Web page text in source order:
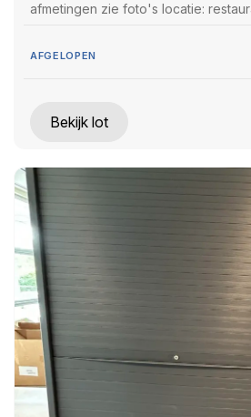
afmetingen zie foto's locatie:
AFGELOPEN
Bekijk lot